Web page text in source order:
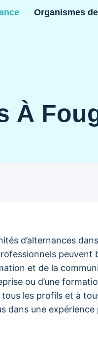
Organismes
À
d’alternances
peuvent
et de la
ou d’une
les profils et à
dans une